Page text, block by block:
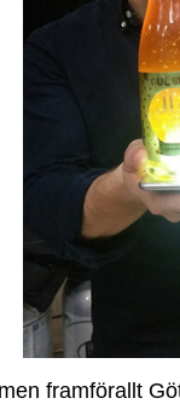
framförallt